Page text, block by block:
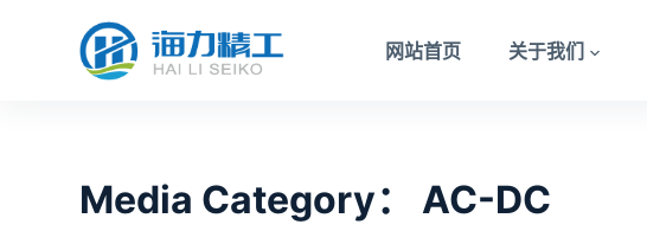
网站首页 关于我们
Media Category： AC-DC